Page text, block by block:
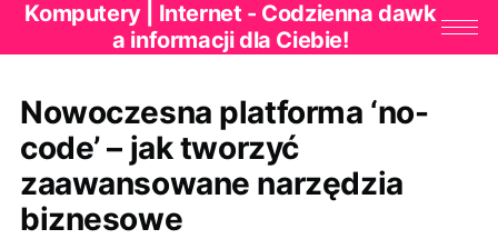
Komputery | Internet - Codzienna dawk
a informacji dla Ciebie!
Nowoczesna platforma ‘no-
code’ – jak tworzyć
zaawansowane narzędzia
biznesowe